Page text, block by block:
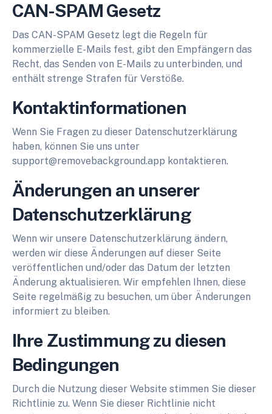
CAN-SPAM Gesetz
Das CAN-SPAM Gesetz legt die Regeln für
kommerzielle E-Mails fest, gibt den Empfängern das
Recht, das Senden von E-Mails zu unterbinden, und
enthält strenge Strafen für Verstöße.
Kontaktinformationen
Wenn Sie Fragen zu dieser Datenschutzerklärung
haben, können Sie uns unter
support@removebackground.app kontaktieren.
Änderungen an unserer
Datenschutzerklärung
Wenn wir unsere Datenschutzerklärung ändern,
werden wir diese Änderungen auf dieser Seite
veröffentlichen und/oder das Datum der letzten
Änderung aktualisieren. Wir empfehlen Ihnen, diese
Seite regelmäßig zu besuchen, um über Änderungen
informiert zu bleiben.
Ihre Zustimmung zu diesen
Bedingungen
Durch die Nutzung dieser Website stimmen Sie dieser
Richtlinie zu. Wenn Sie dieser Richtlinie nicht